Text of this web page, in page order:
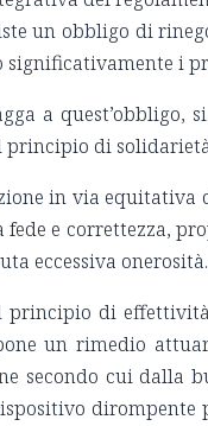
un obbligo di
i
a quest’obbligo,
principio di
in via equitativa
e correttezza,
eccessiva onerosità.
principio di
un rimedio
secondo cui dalla
dirompente